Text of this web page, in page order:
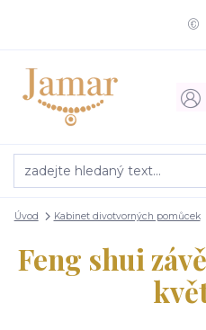
Úvod Kabinet divotvorných pomůcek
Feng shui